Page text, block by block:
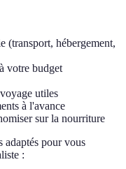
(transport, hébergement,
votre budget
utiles
à l'avance
sur la nourriture
adaptés pour vous
: